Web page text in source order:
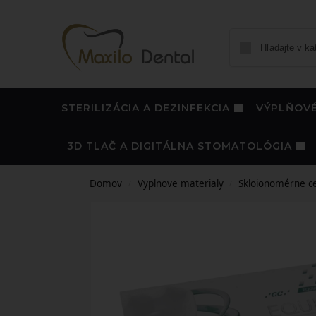
STERILIZÁCIA A DEZINFEKCIA
3D TLAČ A DIGITÁLNA STOMATOLÓGIA
Domov Vyplnove materialy Skloionomérne